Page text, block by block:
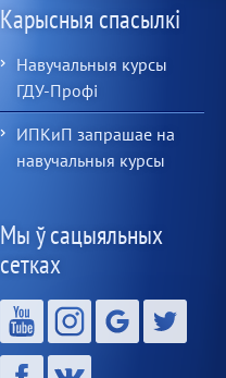
Карысныя спасылкі
Навучальныя курсы
ГДУ-Профі
ИПКиП запрашае на
навучальныя курсы
Мы ў сацыяльных
сетках